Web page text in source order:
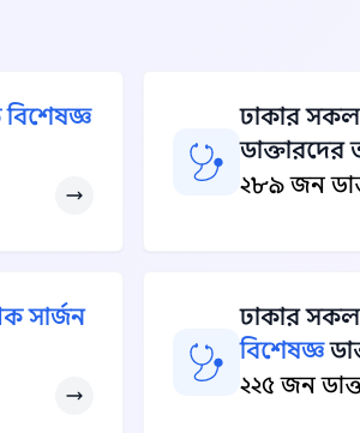
বিশেষজ্ঞ
ঢাকার সকল
ডাক্তারদের
২৮৯ জন
সার্জন
ঢাকার
বিশেষজ্ঞ
২২৫ জন